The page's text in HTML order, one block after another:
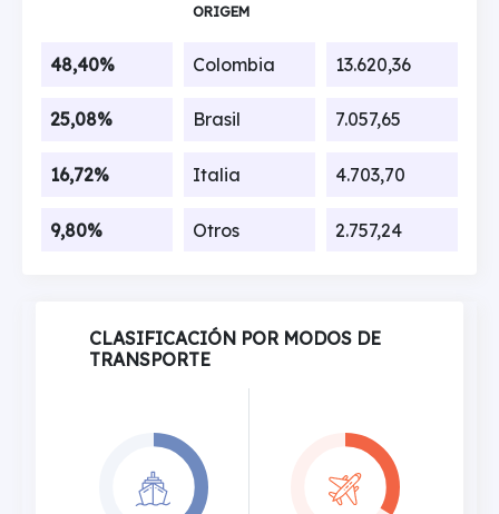
ORIGEM
48,40% Colombia 13.620,36
25,08% Brasil 7.057,65
16,72% Italia 4.703,70
9,80% Otros 2.757,24
CLASIFICACIÓN POR MODOS DE
TRANSPORTE